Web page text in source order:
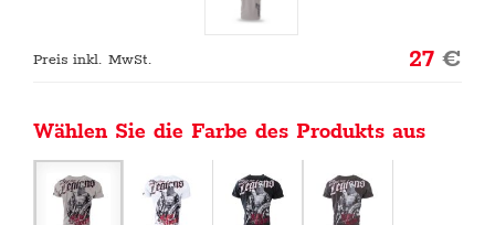
Preis inkl. MwSt. 27€
Wählen Sie die Farbe des Produkts aus